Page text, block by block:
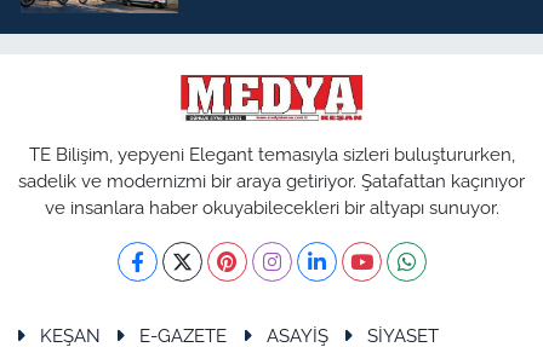
TE Bilişim, yepyeni Elegant temasıyla sizleri buluştururken,
sadelik ve modernizmi bir araya getiriyor. Şatafattan kaçınıyor
ve insanlara haber okuyabilecekleri bir altyapı sunuyor.
KEŞAN E-GAZETE ASAYİŞ SİYASET